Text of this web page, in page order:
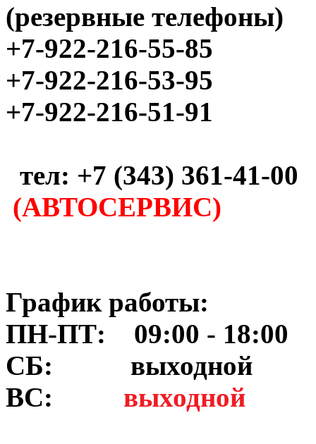
(резервные телефоны)
+7-922-216-55-85
+7-922-216-53-95
+7-922-216-51-91
тел: +7 (343) 361-41-00
(АВТОСЕРВИС)
График работы:
ПН-ПТ: 09:00 - 18:00
СБ:
выходной
ВС: выходной